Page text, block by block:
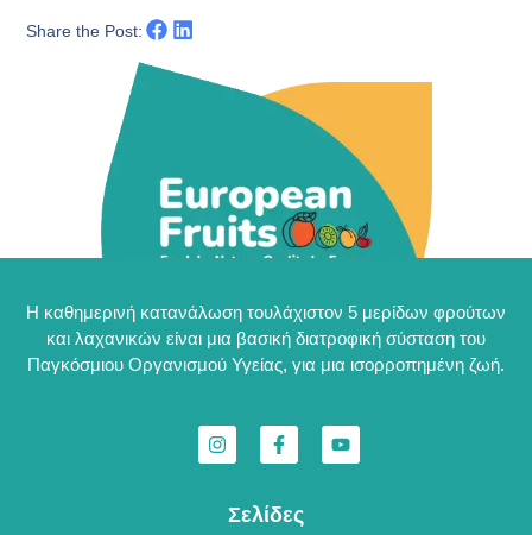
Share the Post:
Η καθημερινή κατανάλωση τουλάχιστον 5 μερίδων φρούτων
και λαχανικών είναι μια βασική διατροφική σύσταση του
Παγκόσμιου Οργανισμού Υγείας, για μια ισορροπημένη ζωή.
Σελίδες